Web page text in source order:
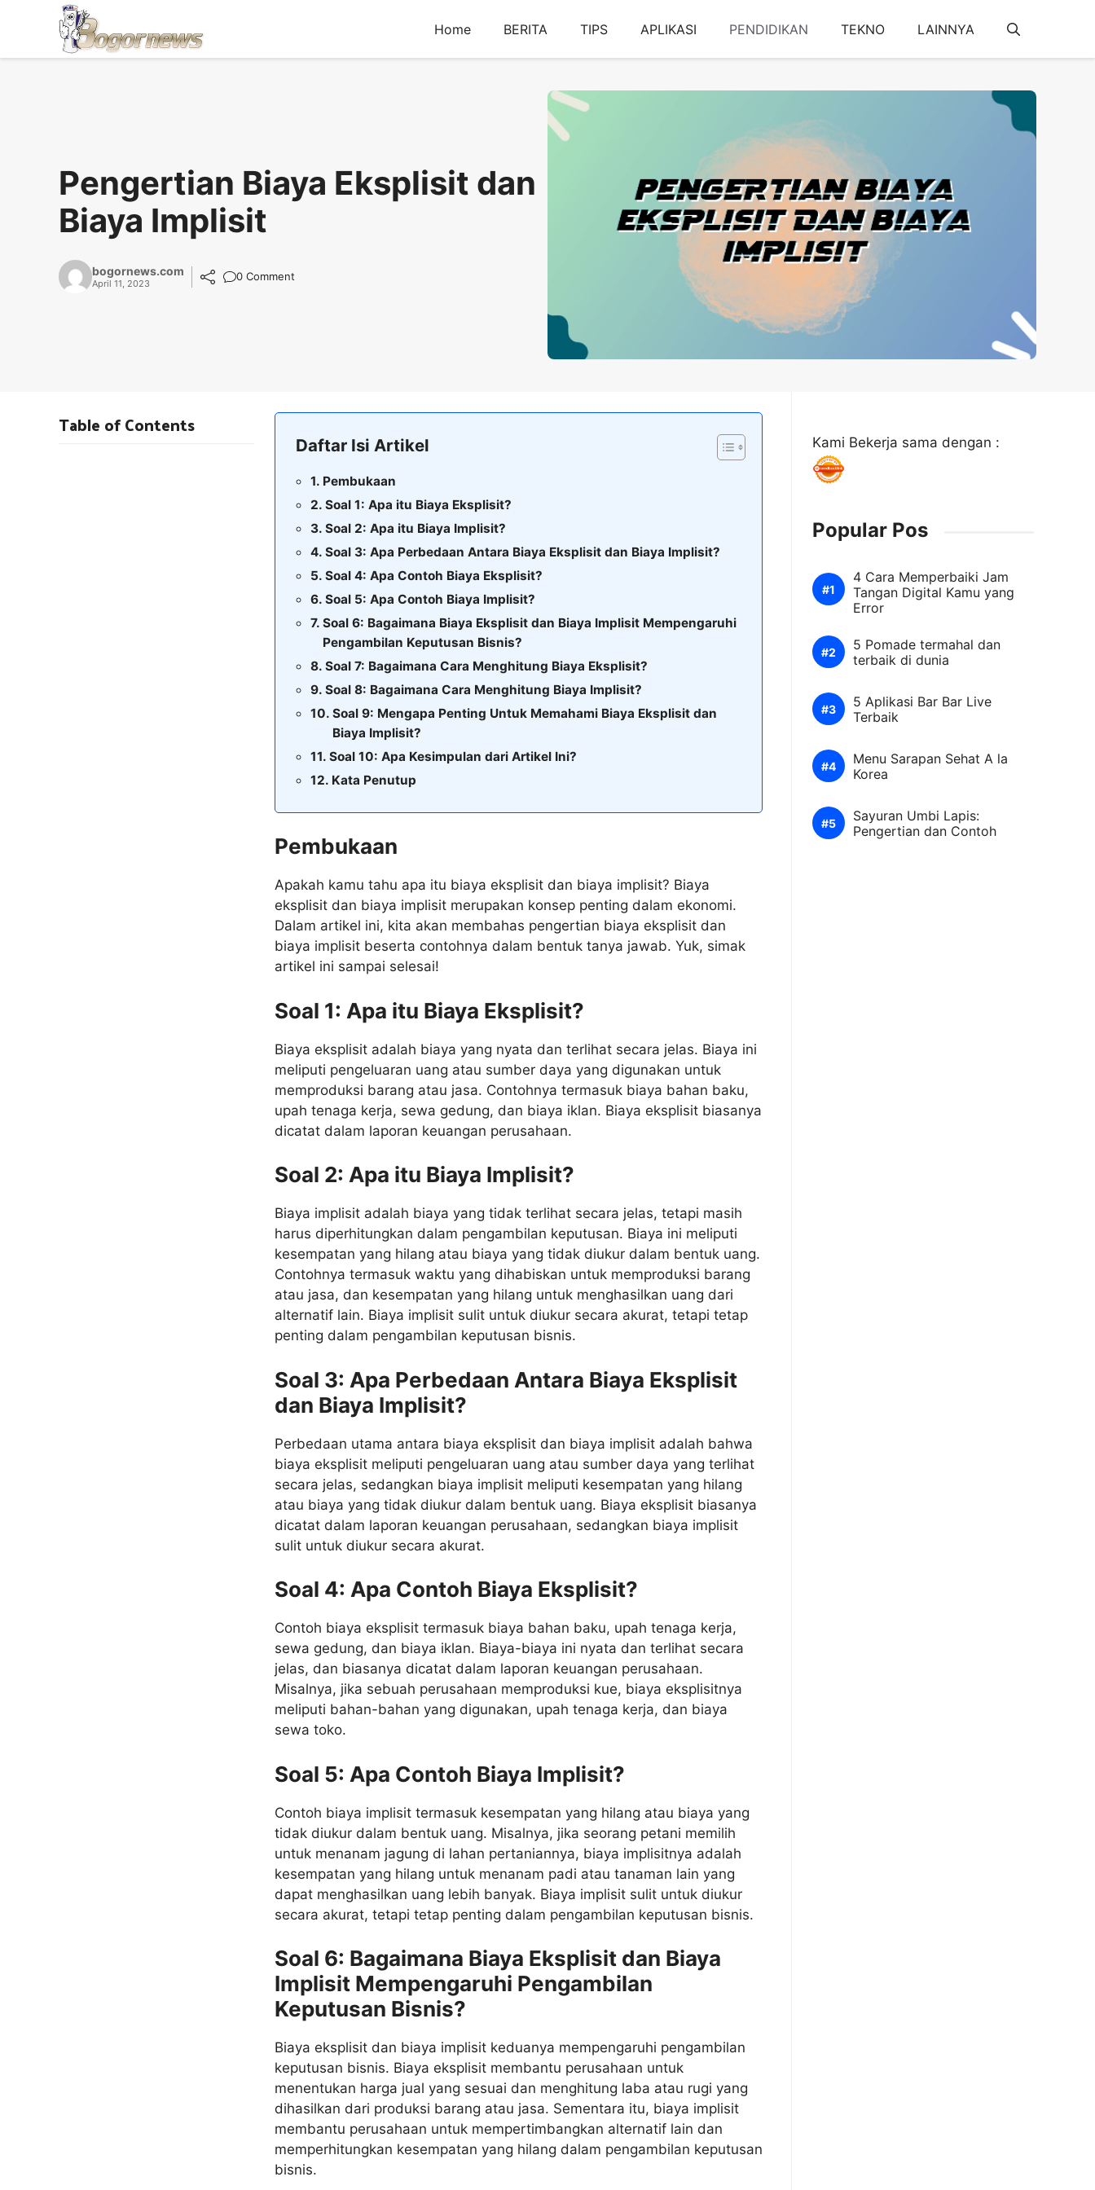
Home BERITA TIPS APLIKASI PENDIDIKAN TEKNO LAINNYA
Pengertian Biaya Eksplisit dan
Biaya Implisit
bogornews.com
April 11, 2023
0 Comment
Daftar Isi Artikel
Pembukaan
Soal 1: Apa itu Biaya Eksplisit?
Soal 2: Apa itu Biaya Implisit?
Soal 3: Apa Perbedaan Antara Biaya Eksplisit dan Biaya Implisit?
Soal 4: Apa Contoh Biaya Eksplisit?
Soal 5: Apa Contoh Biaya Implisit?
Soal 6: Bagaimana Biaya Eksplisit dan Biaya Implisit Mempengaruhi
Pengambilan Keputusan Bisnis?
Soal 7: Bagaimana Cara Menghitung Biaya Eksplisit?
Soal 8: Bagaimana Cara Menghitung Biaya Implisit?
Soal 9: Mengapa Penting Untuk Memahami Biaya Eksplisit dan
Biaya Implisit?
Soal 10: Apa Kesimpulan dari Artikel Ini?
Kata Penutup
Pembukaan
Apakah kamu tahu apa itu biaya eksplisit dan biaya implisit? Biaya
eksplisit dan biaya implisit merupakan konsep penting dalam ekonomi.
Dalam artikel ini, kita akan membahas pengertian biaya eksplisit dan
biaya implisit beserta contohnya dalam bentuk tanya jawab. Yuk, simak
artikel ini sampai selesai!
Soal 1: Apa itu Biaya Eksplisit?
Biaya eksplisit adalah biaya yang nyata dan terlihat secara jelas. Biaya ini
meliputi pengeluaran uang atau sumber daya yang digunakan untuk
memproduksi barang atau jasa. Contohnya termasuk biaya bahan baku,
upah tenaga kerja, sewa gedung, dan biaya iklan. Biaya eksplisit biasanya
dicatat dalam laporan keuangan perusahaan.
Soal 2: Apa itu Biaya Implisit?
Biaya implisit adalah biaya yang tidak terlihat secara jelas, tetapi masih
harus diperhitungkan dalam pengambilan keputusan. Biaya ini meliputi
kesempatan yang hilang atau biaya yang tidak diukur dalam bentuk uang.
Contohnya termasuk waktu yang dihabiskan untuk memproduksi barang
atau jasa, dan kesempatan yang hilang untuk menghasilkan uang dari
alternatif lain. Biaya implisit sulit untuk diukur secara akurat, tetapi tetap
penting dalam pengambilan keputusan bisnis.
Soal 3: Apa Perbedaan Antara Biaya Eksplisit
dan Biaya Implisit?
Perbedaan utama antara biaya eksplisit dan biaya implisit adalah bahwa
biaya eksplisit meliputi pengeluaran uang atau sumber daya yang terlihat
secara jelas, sedangkan biaya implisit meliputi kesempatan yang hilang
atau biaya yang tidak diukur dalam bentuk uang. Biaya eksplisit biasanya
dicatat dalam laporan keuangan perusahaan, sedangkan biaya implisit
sulit untuk diukur secara akurat.
Soal 4: Apa Contoh Biaya Eksplisit?
Contoh biaya eksplisit termasuk biaya bahan baku, upah tenaga kerja,
sewa gedung, dan biaya iklan. Biaya-biaya ini nyata dan terlihat secara
jelas, dan biasanya dicatat dalam laporan keuangan perusahaan.
Misalnya, jika sebuah perusahaan memproduksi kue, biaya eksplisitnya
meliputi bahan-bahan yang digunakan, upah tenaga kerja, dan biaya
sewa toko.
Soal 5: Apa Contoh Biaya Implisit?
Contoh biaya implisit termasuk kesempatan yang hilang atau biaya yang
tidak diukur dalam bentuk uang. Misalnya, jika seorang petani memilih
untuk menanam jagung di lahan pertaniannya, biaya implisitnya adalah
kesempatan yang hilang untuk menanam padi atau tanaman lain yang
dapat menghasilkan uang lebih banyak. Biaya implisit sulit untuk diukur
secara akurat, tetapi tetap penting dalam pengambilan keputusan bisnis.
Soal 6: Bagaimana Biaya Eksplisit dan Biaya
Implisit Mempengaruhi Pengambilan
Keputusan Bisnis?
Biaya eksplisit dan biaya implisit keduanya mempengaruhi pengambilan
keputusan bisnis. Biaya eksplisit membantu perusahaan untuk
menentukan harga jual yang sesuai dan menghitung laba atau rugi yang
dihasilkan dari produksi barang atau jasa. Sementara itu, biaya implisit
membantu perusahaan untuk mempertimbangkan alternatif lain dan
memperhitungkan kesempatan yang hilang dalam pengambilan keputusan
bisnis.
Table of Contents
Kami Bekerja sama dengan :
Popular Pos
4 Cara Memperbaiki Jam
Tangan Digital Kamu yang
Error
5 Pomade termahal dan
terbaik di dunia
5 Aplikasi Bar Bar Live
Terbaik
Menu Sarapan Sehat A la
Korea
Sayuran Umbi Lapis:
Pengertian dan Contoh